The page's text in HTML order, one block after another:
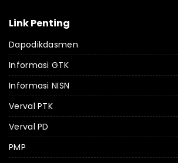
Link Penting
Dapodikdasmen
Informasi GTK
Informasi NISN
Verval PTK
Verval PD
PMP